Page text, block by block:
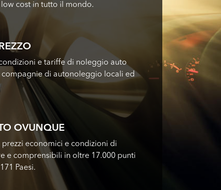
cost in tutto il mondo.
e tariffe di noleggio auto
di autonoleggio locali ed
OVUNQUE
prezzi economici e condizioni di
e comprensibili in oltre 17.000 punti
Paesi.